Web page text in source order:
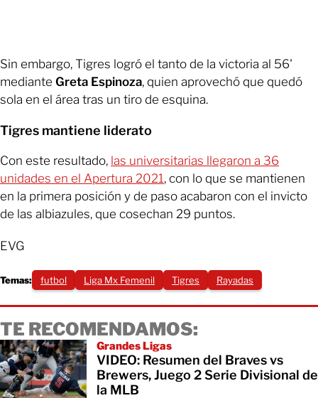
Sin embargo, Tigres logró el tanto de la victoria al 56'
mediante Greta Espinoza, quien aprovechó que quedó
sola en el área tras un tiro de esquina.
Tigres mantiene liderato
Con este resultado, las universitarias llegaron a 36
unidades en el Apertura 2021, con lo que se mantienen
en la primera posición y de paso acabaron con el invicto
de las albiazules, que cosechan 29 puntos.
EVG
Temas: futbol Liga Mx Femenil Tigres Rayadas
TE RECOMENDAMOS:
Grandes Ligas
VIDEO: Resumen del Braves vs
Brewers, Juego 2 Serie Divisional de
la MLB